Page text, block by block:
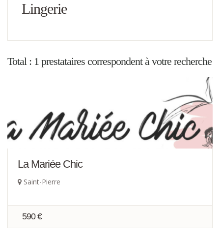
Lingerie
Total : 1 prestataires correspondent à votre recherche
La Mariée Chic
Saint-Pierre
590 €